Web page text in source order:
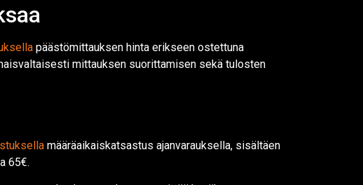
päästömittauksen hinta erikseen ostettuna
mittauksen suorittamisen sekä tulosten
määräaikaiskatsastus ajanvarauksella, sisältäen
65€.